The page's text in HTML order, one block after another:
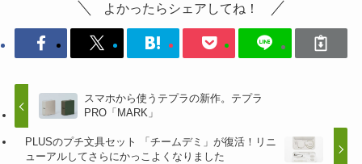
よかったらシェアしてね！
スマホから使うテプラの新作。テプラ
PRO「MARK」
PLUSのプチ文具セット 「チームデミ」が復活！リニ
ューアルしてさらにかっこよくなりました